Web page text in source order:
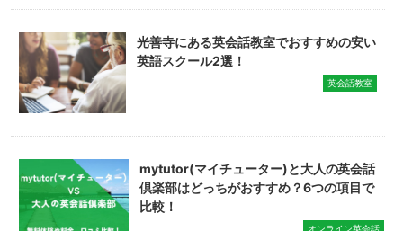
光善寺にある英会話教室でおすすめの安い
英語スクール2選！
英会話教室
mytutor(マイチューター)と大人の英会話
倶楽部はどっちがおすすめ？6つの項目で
比較！
オンライン英会話